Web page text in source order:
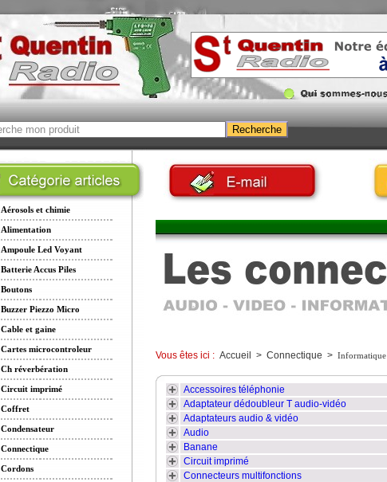
Aérosols et chimie
Alimentation
Ampoule Led Voyant
Batterie Accus Piles
Boutons
Buzzer Piezzo Micro
Cable et gaine
Cartes microcontroleur
Ch réverbération
Circuit imprimé
Coffret
Condensateur
Connectique
Cordons
Vous êtes ici : Accueil > Connectique > Informatique
Accessoires téléphonie
Adaptateur dédoubleur T audio-vidéo
Adaptateurs audio & vidéo
Audio
Banane
Circuit imprimé
Connecteurs multifonctions